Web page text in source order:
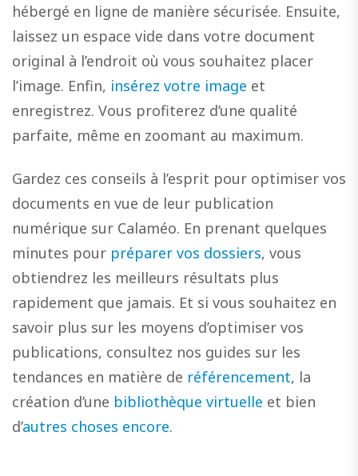
hébergé en ligne de manière sécurisée. Ensuite,
laissez un espace vide dans votre document
original à l’endroit où vous souhaitez placer
l’image. Enfin, insérez votre image et
enregistrez. Vous profiterez d’une qualité
parfaite, même en zoomant au maximum.
Gardez ces conseils à l’esprit pour optimiser vos
documents en vue de leur publication
numérique sur Calaméo. En prenant quelques
minutes pour préparer vos dossiers, vous
obtiendrez les meilleurs résultats plus
rapidement que jamais. Et si vous souhaitez en
savoir plus sur les moyens d’optimiser vos
publications, consultez nos guides sur les
tendances en matière de référencement, la
création d’une bibliothèque virtuelle et bien
d’autres choses encore.